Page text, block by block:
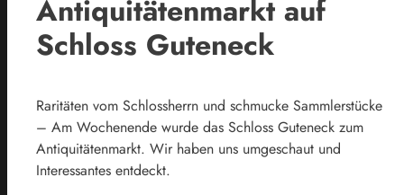
Antiquitätenmarkt auf
Schloss Guteneck
Raritäten vom Schlossherrn und schmucke Sammlerstücke
– Am Wochenende wurde das Schloss Guteneck zum
Antiquitätenmarkt. Wir haben uns umgeschaut und
Interessantes entdeckt.